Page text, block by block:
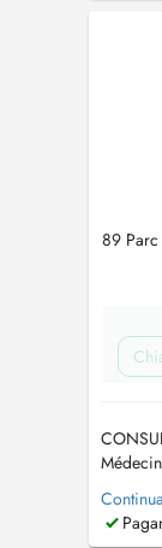
89
au
Faculté